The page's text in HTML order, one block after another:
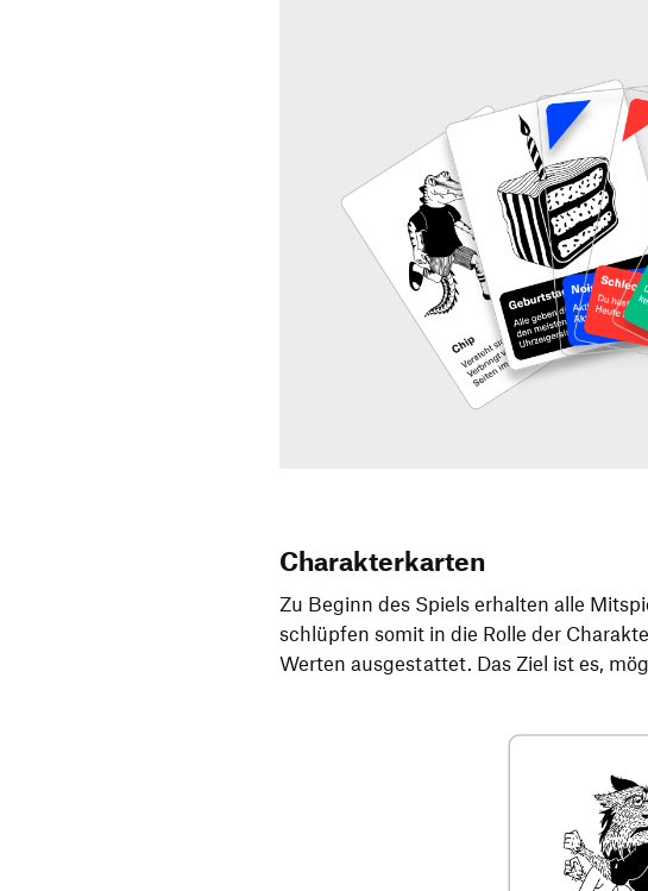
Charakterkarten
Zu Beginn des Spiels erhalten alle
schlüpfen somit in die Rolle der
Werten ausgestattet. Das Ziel ist es,